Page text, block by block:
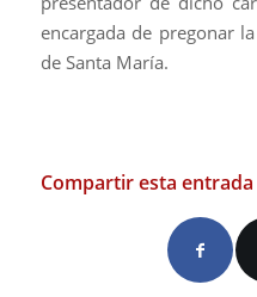
encargada de pregonar
de Santa María.
Compartir esta entrada